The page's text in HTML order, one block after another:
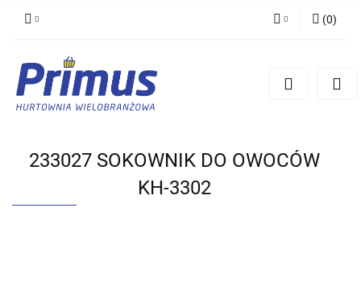
Zarejestruj się
(0)
233027 SOKOWNIK DO OWOCÓW
KH-3302